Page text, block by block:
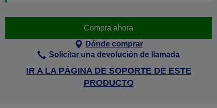
Compra ahora
Dónde comprar
Solicitar una devolución de llamada
IR A LA PÁGINA DE SOPORTE DE ESTE
PRODUCTO